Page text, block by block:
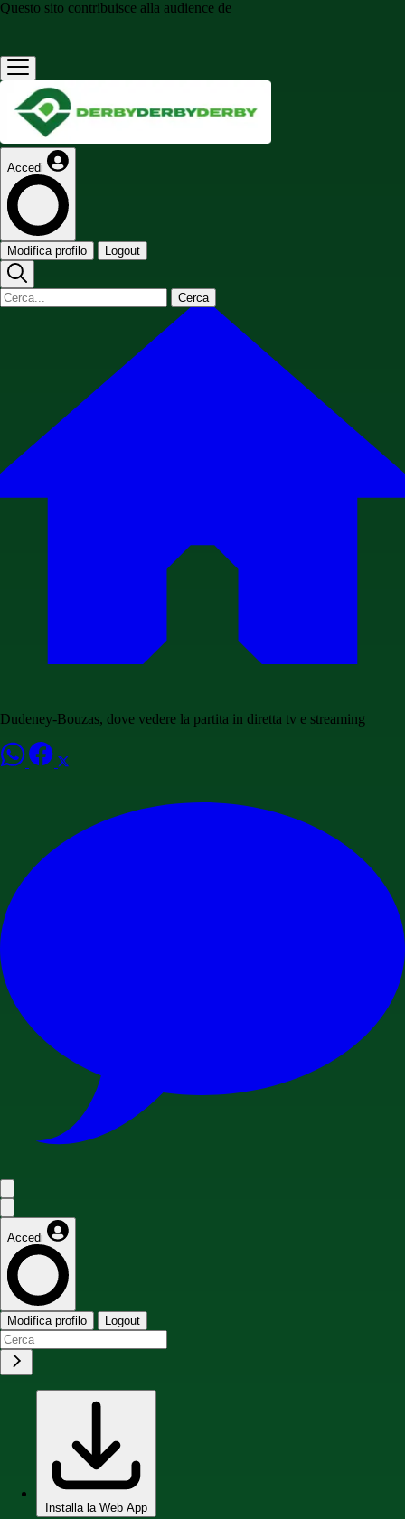
Questo sito contribuisce alla audience de
Accedi
Modifica profilo Logout
Cerca
Dudeney-Bouzas, dove vedere la partita in diretta tv e streaming
Accedi
Modifica profilo Logout
Installa la Web App